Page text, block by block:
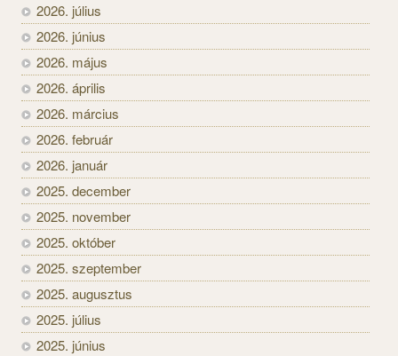
2026. július
2026. június
2026. május
2026. április
2026. március
2026. február
2026. január
2025. december
2025. november
2025. október
2025. szeptember
2025. augusztus
2025. július
2025. június